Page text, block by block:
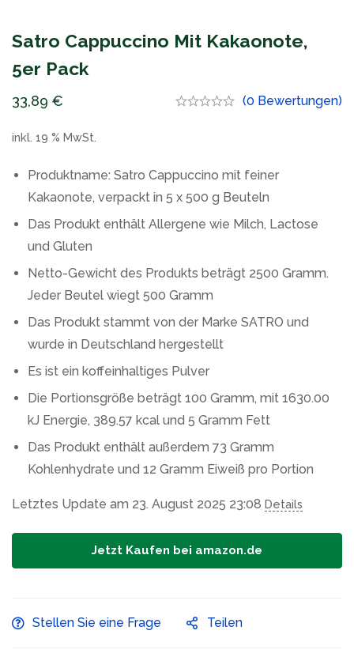
Satro Cappuccino Mit Kakaonote,
5er Pack
33,89 € (0 Bewertungen)
inkl. 19 % MwSt.
Produktname: Satro Cappuccino mit feiner
Kakaonote, verpackt in 5 x 500 g Beuteln
Das Produkt enthält Allergene wie Milch, Lactose
und Gluten
Netto-Gewicht des Produkts beträgt 2500 Gramm.
Jeder Beutel wiegt 500 Gramm
Das Produkt stammt von der Marke SATRO und
wurde in Deutschland hergestellt
Es ist ein koffeinhaltiges Pulver
Die Portionsgröße beträgt 100 Gramm, mit 1630.00
kJ Energie, 389.57 kcal und 5 Gramm Fett
Das Produkt enthält außerdem 73 Gramm
Kohlenhydrate und 12 Gramm Eiweiß pro Portion
Letztes Update am 23. August 2025 23:08 Details
Jetzt Kaufen bei amazon.de
Stellen Sie eine Frage Teilen